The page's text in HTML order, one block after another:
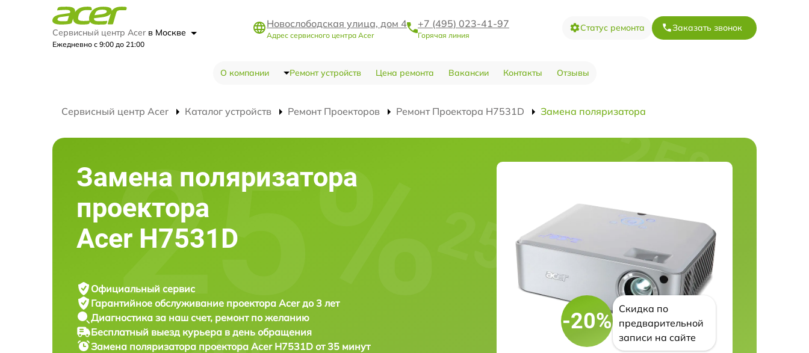
Сервисный центр Acer в Москве
Ежедневно с 9:00 до 21:00
Новослободская улица, дом 4
Адрес сервисного центра Acer
+7 (495) 023-41-97
Горячая линия
Статус ремонта Заказать звонок
О компании Ремонт устройств Цена ремонта Вакансии Контакты Отзывы
Сервисный центр Acer Каталог устройств Ремонт Проекторов Ремонт Проектора H7531D Замена поляризатора
Замена поляризатора
проектора
Acer H7531D
Официальный сервис
Гарантийное обслуживание проектора Acer до 3 лет
Диагностика за наш счет, ремонт по желанию
Бесплатный выезд курьера в день обращения
Замена поляризатора проектора Acer H7531D от 35 минут
-20%
Скидка по
предварительной
записи на сайте